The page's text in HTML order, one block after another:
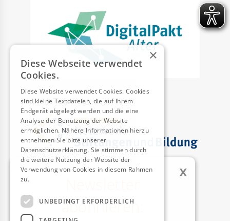
AUSZEICHNUNGEN
abonnieren:
x
×
Diese Webseite verwendet
Cookies.
Diese Website verwendet Cookies. Cookies
sind kleine Textdateien, die auf Ihrem
Endgerät abgelegt werden und die eine
Analyse der Benutzung der Website
ermöglichen. Nähere Informationen hierzu
entnehmen Sie bitte unserer
Datenschutzerklärung. Sie stimmen durch
die weitere Nutzung der Website der
Verwendung von Cookies in diesem Rahmen
zu.
UNBEDINGT ERFORDERLICH